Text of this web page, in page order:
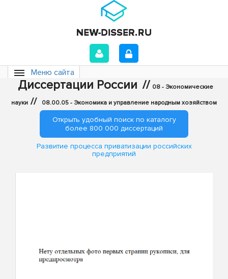
Меню сайта
Диссертации России // 08 - Экономические
науки // 08.00.05 - Экономика и управление народным хозяйством
Открыть удобный поиск по каталогу
более 800 000 диссертаций
Развитие процесса приватизации российских
предприятий